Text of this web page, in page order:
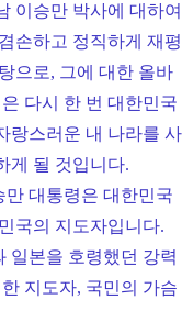
이승만 박사에 대하여
손하고 정직하게 재평
으로, 그에 대한 올바
다시 한 번 대한민국
랑스러운 내 나라를 사
게 될 것입니다.
만 대통령은 대한민국
국의 지도자입니다.
일본을 호령했던 강력
지도자, 국민의 가슴